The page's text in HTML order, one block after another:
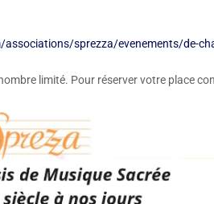
sprezza/evenements/de-
limité. Pour réserver votre place